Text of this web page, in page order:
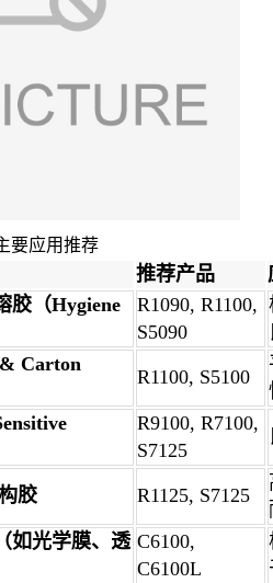
要应用推荐
推荐产品
胶（Hygiene
R1090, R1100,
S5090
Carton
R1100, S5100
R9100, R7100,
S7125
胶 R1125, S7125
如光学膜、透 C6100,
C6100L